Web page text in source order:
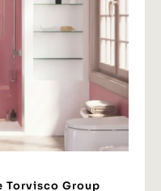
Torvisco Group